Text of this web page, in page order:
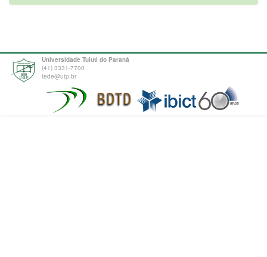
Universidade Tuiuti do Paraná
(41) 3331-7700
tede@utp.br